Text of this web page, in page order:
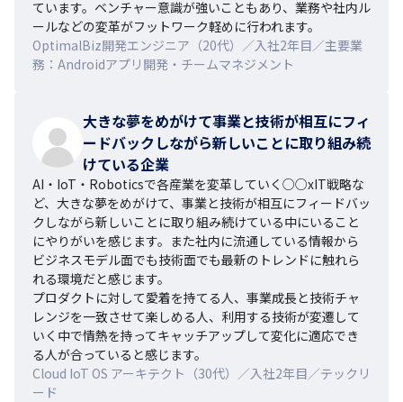
ています。ベンチャー意識が強いこともあり、業務や社内ル
ールなどの変革がフットワーク軽めに行われます。
OptimalBiz開発エンジニア（20代）／入社2年目／主要業
務：Androidアプリ開発・チームマネジメント
大きな夢をめがけて事業と技術が相互にフィ
ードバックしながら新しいことに取り組み続
けている企業
AI・IoT・Roboticsで各産業を変革していく○○xIT戦略な
ど、大きな夢をめがけて、事業と技術が相互にフィードバッ
クしながら新しいことに取り組み続けている中にいること
にやりがいを感じます。また社内に流通している情報から
ビジネスモデル面でも技術面でも最新のトレンドに触れら
れる環境だと感じます。
プロダクトに対して愛着を持てる人、事業成長と技術チャ
レンジを一致させて楽しめる人、利用する技術が変遷して
いく中で情熱を持ってキャッチアップして変化に適応でき
る人が合っていると感じます。
Cloud IoT OS アーキテクト（30代）／入社2年目／テックリ
ード